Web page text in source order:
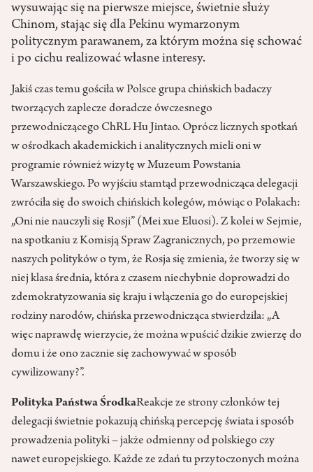
wysuwając się na pierwsze miejsce, świetnie służy
Chinom, stając się dla Pekinu wymarzonym
politycznym parawanem, za którym można się schować
i po cichu realizować własne interesy.
Jakiś czas temu gościła w Polsce grupa chińskich badaczy
tworzących zaplecze doradcze ówczesnego
przewodniczącego ChRL Hu Jintao. Oprócz licznych spotkań
w ośrodkach akademickich i analitycznych mieli oni w
programie również wizytę w Muzeum Powstania
Warszawskiego. Po wyjściu stamtąd przewodnicząca delegacji
zwróciła się do swoich chińskich kolegów, mówiąc o Polakach:
„Oni nie nauczyli się Rosji” (Mei xue Eluosi). Z kolei w Sejmie,
na spotkaniu z Komisją Spraw Zagranicznych, po przemowie
naszych polityków o tym, że Rosja się zmienia, że tworzy się w
niej klasa średnia, która z czasem niechybnie doprowadzi do
zdemokratyzowania się kraju i włączenia go do europejskiej
rodziny narodów, chińska przewodnicząca stwierdziła: „A
więc naprawdę wierzycie, że można wpuścić dzikie zwierzę do
domu i że ono zacznie się zachowywać w sposób
cywilizowany?”.
Polityka Państwa ŚrodkaReakcje ze strony członków tej
delegacji świetnie pokazują chińską percepcję świata i sposób
prowadzenia polityki – jakże odmienny od polskiego czy
nawet europejskiego. Każde ze zdań tu przytoczonych można